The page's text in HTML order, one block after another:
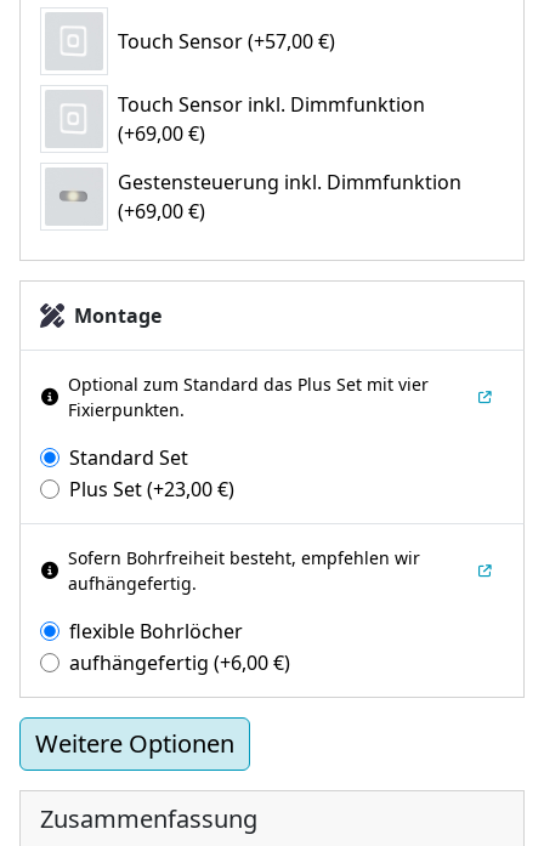
Touch Sensor (+57,00 €)
Touch Sensor inkl. Dimmfunktion
(+69,00 €)
Gestensteuerung inkl. Dimmfunktion
(+69,00 €)
Montage
Optional zum Standard das Plus Set mit vier
Fixierpunkten.
Standard Set
Plus Set(+23,00€)
Sofern Bohrfreiheit besteht, empfehlen wir
aufhängefertig.
flexible Bohrlöcher
aufhängefertig (+6,00€)
Weitere Optionen
Zusammenfassung